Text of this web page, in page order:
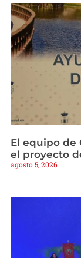
El equipo de
el proyecto
agosto 5, 2026